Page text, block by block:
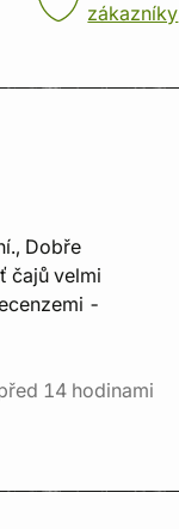
zákazníky
Dobře
čajů velmi
-
14 hodinami